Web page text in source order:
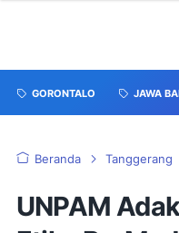
GORONTALO JAWA
Beranda Tanggerang
UNPAM